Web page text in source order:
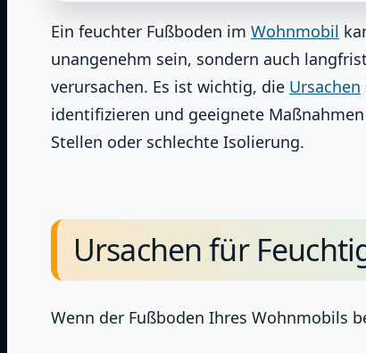
Ein feuchter Fußboden im Wohnmobil
unangenehm sein, sondern auch
verursachen. Es ist wichtig, die Ursachen
identifizieren und geeignete
Stellen oder schlechte Isolierung.
Ursachen für
Wenn der Fußboden Ihres Wohnmobils